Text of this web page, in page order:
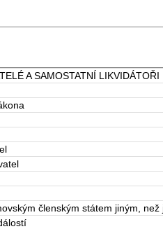
A SAMOSTATNÍ
členským státem jiným, než